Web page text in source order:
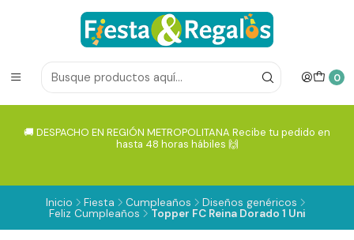
0
🚚 DESPACHO EN REGIÓN METROPOLITANA Recibe tu pedido en
hasta 48 horas hábiles 🙌
Inicio Fiesta Cumpleaños
Diseños genéricos
Feliz Cumpleaños
Topper FC Reina Dorado 1 Uni